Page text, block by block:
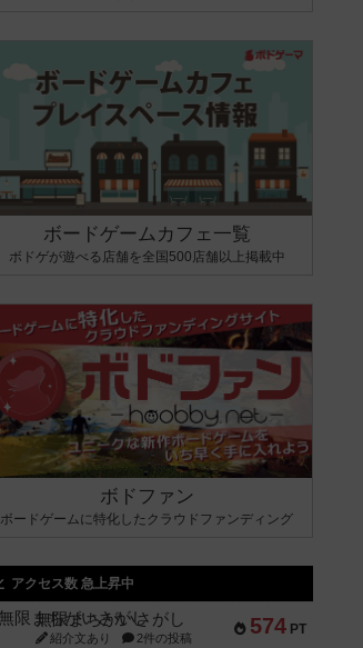
ボードゲームカフェ一覧
ボドゲが遊べる店舗を全国500店舗以上掲載中
ボドファン
ボードゲームに特化したクラウドファンディング
アクセス数 急上昇中
574 PT
無限まちがいさがし
紹介文あり 2件の投稿